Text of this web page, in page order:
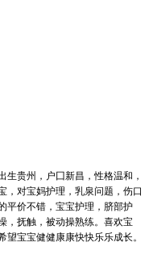
生贵州，户囗新昌，性格温和，
，对宝妈护理，乳泉问题，伤口
平价不错，宝宝护理，脐部护
，抚触，被动操熟练。喜欢宝
宝宝健健康康快快乐乐成长。